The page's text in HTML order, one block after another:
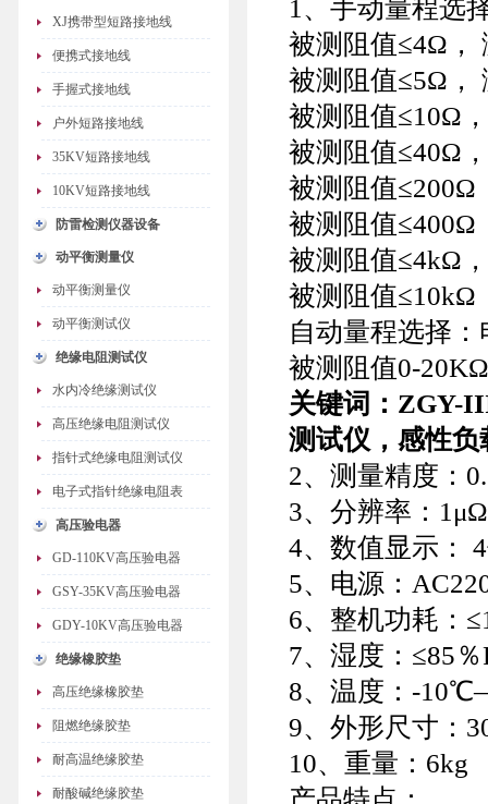
XJ携带型短路接地线
便携式接地线
手握式接地线
户外短路接地线
35KV短路接地线
10KV短路接地线
防雷检测仪器设备
动平衡测量仪
动平衡测量仪
动平衡测试仪
绝缘电阻测试仪
水内冷绝缘测试仪
高压绝缘电阻测试仪
指针式绝缘电阻测试仪
电子式指针绝缘电阻表
高压验电器
GD-110KV高压验电器
GSY-35KV高压验电器
GDY-10KV高压验电器
绝缘橡胶垫
高压绝缘橡胶垫
阻燃绝缘胶垫
耐高温绝缘胶垫
耐酸碱绝缘胶垫
1、手动量程选
被测阻值≤4Ω，
被测阻值≤5Ω，
被测阻值≤10Ω
被测阻值≤40Ω
被测阻值≤200Ω
被测阻值≤400Ω
被测阻值≤4kΩ
被测阻值≤10kΩ
自动量程选择
被测阻值0-
关键词： ZGY-
测试仪，感性
2、测量精度：
3、分辨率：
4、数值显示：
5、电源：
6、整机功耗：
7、湿度：≤85
8、温度：-
9、外形尺寸：
10、重量：6kg